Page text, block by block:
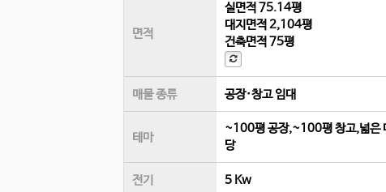
면적
실면적75.14평
대지면적2,104평
건축면적75평
매물 종류 공장·창고 임대
테마
~100평 공장,~100평 창고,넓은
당
전기 5 Kw